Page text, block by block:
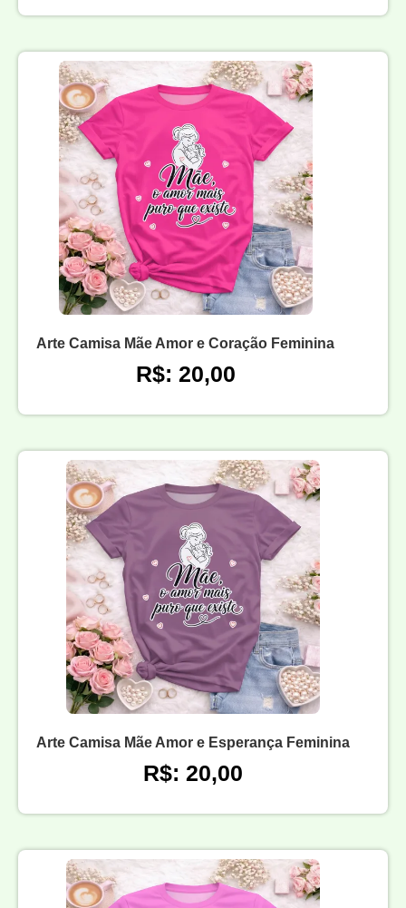
Arte Camisa Mãe Amor e Coração Feminina
R$: 20,00
Arte Camisa Mãe Amor e Esperança Feminina
R$: 20,00